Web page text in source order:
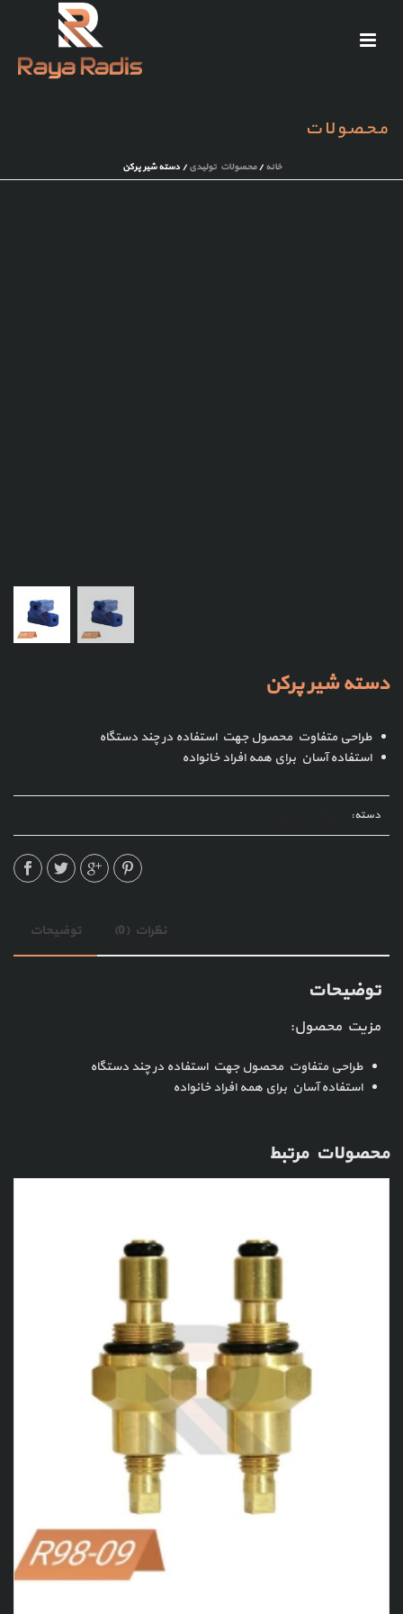
محصولات
خانه /محصولات تولیدی / دسته شیر پرکن
دسته شیر پرکن
طراحی متفاوت محصول جهت استفاده در چند دستگاه
استفاده آسان برای همه افراد خانواده
دسته:
توضیحات نظرات (0)
توضیحات
مزیت محصول:
طراحی متفاوت محصول جهت استفاده در چند دستگاه
استفاده آسان برای همه افراد خانواده
محصولات مرتبط